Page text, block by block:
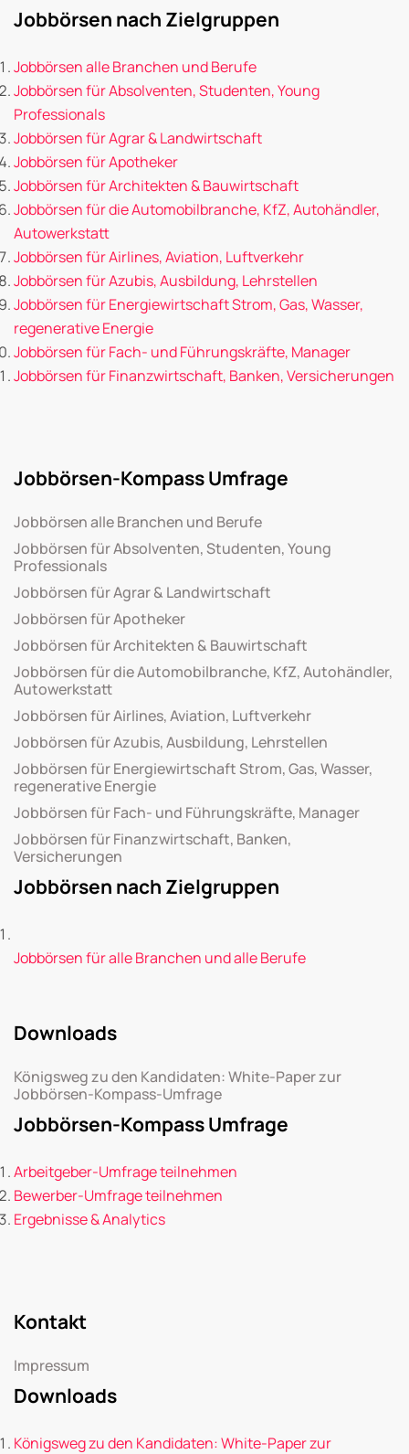
Jobbörsen nach Zielgruppen
Jobbörsen alle Branchen und Berufe
Jobbörsen für Absolventen, Studenten, Young
Professionals
Jobbörsen für Agrar & Landwirtschaft
Jobbörsen für Apotheker
Jobbörsen für Architekten & Bauwirtschaft
Jobbörsen für die Automobilbranche, KfZ, Autohändler,
Autowerkstatt
Jobbörsen für Airlines, Aviation, Luftverkehr
Jobbörsen für Azubis, Ausbildung, Lehrstellen
Jobbörsen für Energiewirtschaft Strom, Gas, Wasser,
regenerative Energie
Jobbörsen für Fach- und Führungskräfte, Manager
Jobbörsen für Finanzwirtschaft, Banken, Versicherungen
Jobbörsen-Kompass Umfrage
Jobbörsen alle Branchen und Berufe
Jobbörsen für Absolventen, Studenten, Young
Professionals
Jobbörsen für Agrar & Landwirtschaft
Jobbörsen für Apotheker
Jobbörsen für Architekten & Bauwirtschaft
Jobbörsen für die Automobilbranche, KfZ, Autohändler,
Autowerkstatt
Jobbörsen für Airlines, Aviation, Luftverkehr
Jobbörsen für Azubis, Ausbildung, Lehrstellen
Jobbörsen für Energiewirtschaft Strom, Gas, Wasser,
regenerative Energie
Jobbörsen für Fach- und Führungskräfte, Manager
Jobbörsen für Finanzwirtschaft, Banken,
Versicherungen
Jobbörsen nach Zielgruppen
Jobbörsen für alle Branchen und alle Berufe
Downloads
Königsweg zu den Kandidaten: White-Paper zur
Jobbörsen-Kompass-Umfrage
Jobbörsen-Kompass Umfrage
Arbeitgeber-Umfrage teilnehmen
Bewerber-Umfrage teilnehmen
Ergebnisse & Analytics
Kontakt
Impressum
Downloads
Königsweg zu den Kandidaten: White-Paper zur